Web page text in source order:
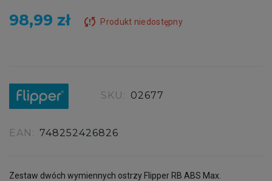
98,99 zł sync_problem Produkt niedostępny
SKU: 02677
EAN: 748252426826
Zestaw dwóch wymiennych ostrzy Flipper RB ABS Max.